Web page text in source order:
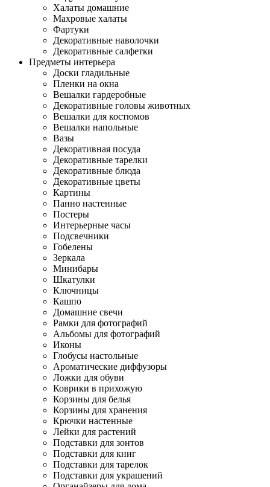
Халаты домашние
Махровые халаты
Фартуки
Декоративные наволочки
Декоративные салфетки
Предметы интерьера
Доски гладильные
Пленки на окна
Вешалки гардеробные
Декоративные головы животных
Вешалки для костюмов
Вешалки напольные
Вазы
Декоративная посуда
Декоративные тарелки
Декоративные блюда
Декоративные цветы
Картины
Панно настенные
Постеры
Интерьерные часы
Подсвечники
Гобелены
Зеркала
Минибары
Шкатулки
Ключницы
Кашпо
Домашние свечи
Рамки для фотографий
Альбомы для фотографий
Иконы
Глобусы настольные
Ароматические диффузоры
Ложки для обуви
Коврики в прихожую
Корзины для белья
Корзины для хранения
Крючки настенные
Лейки для растений
Подставки для зонтов
Подставки для книг
Подставки для тарелок
Подставки для украшений